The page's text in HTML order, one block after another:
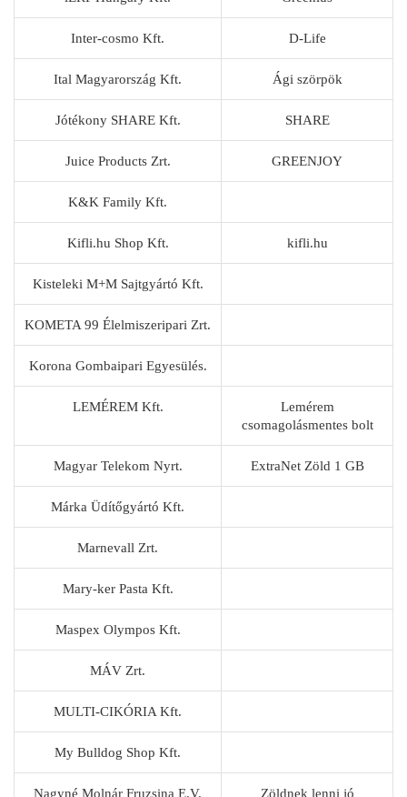
Inter-cosmo Kft. D-Life
Ital Magyarország Kft. Ági szörpök
Jótékony SHARE Kft. SHARE
Juice Products Zrt. GREENJOY
K&K Family Kft.
Kifli.hu Shop Kft. kifli.hu
Kisteleki M+M Sajtgyártó Kft.
KOMETA 99 Élelmiszeripari Zrt.
Korona Gombaipari Egyesülés.
LEMÉREM Kft.
Lemérem
csomagolásmentes bolt
Magyar Telekom Nyrt. ExtraNet Zöld 1 GB
Márka Üdítőgyártó Kft.
Marnevall Zrt.
Mary-ker Pasta Kft.
Maspex Olympos Kft.
MÁV Zrt.
MULTI-CIKÓRIA Kft.
My Bulldog Shop Kft.
Nagyné Molnár Fruzsina E.V. Zöldnek lenni jó